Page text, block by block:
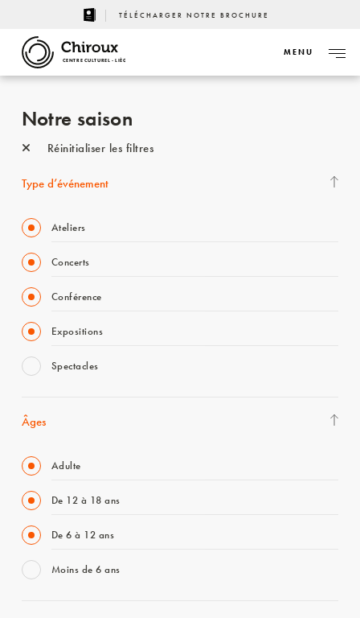
TÉLÉCHARGER NOTRE BROCHURE
CENTRE CULTUREL - LIÈGE
MENU
Notre saison
Réinitialiser les filtres
Type d’événement
Ateliers
Concerts
Conférence
Expositions
Spectacles
Âges
Adulte
De 12 à 18 ans
De 6 à 12 ans
Moins de 6 ans